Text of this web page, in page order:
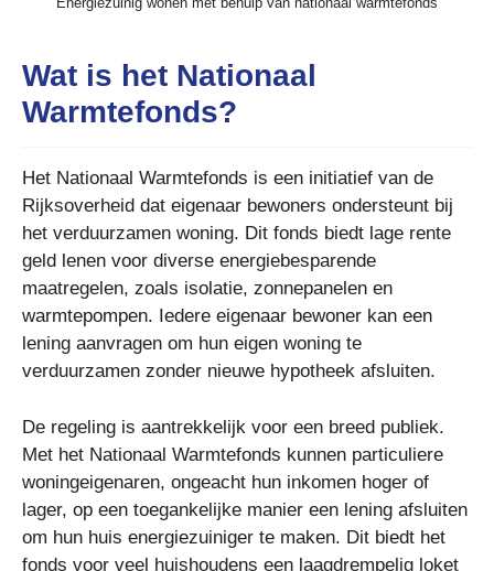
Wat is het Nationaal
Warmtefonds?
Het Nationaal Warmtefonds is een initiatief van de
Rijksoverheid dat eigenaar bewoners ondersteunt bij
het verduurzamen woning. Dit fonds biedt lage rente
geld lenen voor diverse energiebesparende
maatregelen, zoals isolatie, zonnepanelen en
warmtepompen. Iedere eigenaar bewoner kan een
lening aanvragen om hun eigen woning te
verduurzamen zonder nieuwe hypotheek afsluiten.
De regeling is aantrekkelijk voor een breed publiek.
Met het Nationaal Warmtefonds kunnen particuliere
woningeigenaren, ongeacht hun inkomen hoger of
lager, op een toegankelijke manier een lening afsluiten
om hun huis energiezuiniger te maken. Dit biedt het
fonds voor veel huishoudens een laagdrempelig loket